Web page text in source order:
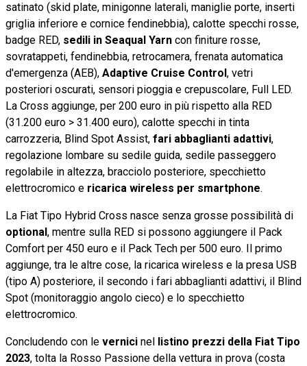
satinato (skid plate, minigonne laterali, maniglie porte, inserti
griglia inferiore e cornice fendinebbia), calotte specchi rosse,
badge RED, sedili in Seaqual Yarn con finiture rosse,
sovratappeti, fendinebbia, retrocamera, frenata automatica
d'emergenza (AEB), Adaptive Cruise Control , vetri
posteriori oscurati, sensori pioggia e crepuscolare, Full LED.
La Cross aggiunge, per 200 euro in più rispetto alla RED
(31.200 euro > 31.400 euro), calotte specchi in tinta
carrozzeria, Blind Spot Assist, fari abbaglianti adattivi,
regolazione lombare su sedile guida, sedile passeggero
regolabile in altezza, bracciolo posteriore, specchietto
elettrocromico e ricarica wireless per smartphone.
La Fiat Tipo Hybrid Cross nasce senza grosse possibilità di
optional , mentre sulla RED si possono aggiungere il Pack
Comfort per 450 euro e il Pack Tech per 500 euro. Il primo
aggiunge, tra le altre cose, la ricarica wireless e la presa USB
(tipo A) posteriore, il secondo i fari abbaglianti adattivi, il Blind
Spot (monitoraggio angolo cieco) e lo specchietto
elettrocromico.
Concludendo con le vernici nel
listino prezzi della Fiat Tipo
2023, tolta la Rosso Passione della vettura in prova (costa